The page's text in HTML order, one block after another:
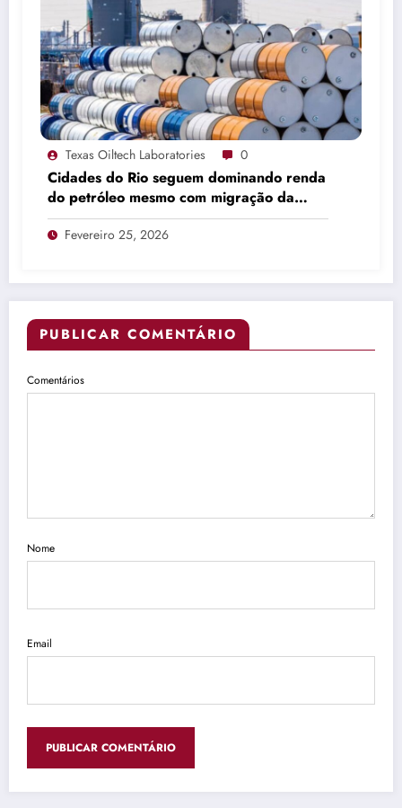
Texas Oiltech Laboratories 0
Cidades do Rio seguem dominando renda
do petróleo mesmo com migração da
produção
Fevereiro 25, 2026
PUBLICAR COMENTÁRIO
Comentários
Nome
Email